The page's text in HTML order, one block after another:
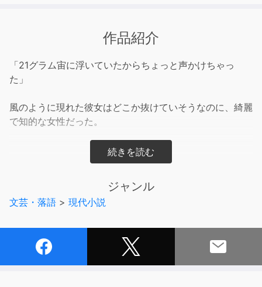
作品紹介
「21グラム宙に浮いていたからちょっと声かけちゃっ
た」
風のように現れた彼女はどこか抜けていそうなのに、綺麗
で知的な女性だった。
時の流れなんて主観でしかない。
ように一瞬で砕け散る。ジャンル
文芸・落語 > 現代小説